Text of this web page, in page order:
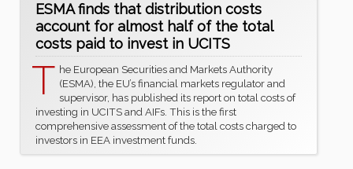
ESMA finds that distribution costs
account for almost half of the total
costs paid to invest in UCITS
T he European Securities and Markets Authority
(ESMA), the EU’s financial markets regulator and
supervisor, has published its report on total costs of
investing in UCITS and AIFs. This is the first
comprehensive assessment of the total costs charged to
investors in EEA investment funds.